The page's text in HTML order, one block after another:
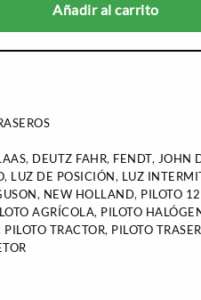
Añadir al carrito
, DEUTZ FAHR, FENDT, JOHN
, LUZ DE POSICIÓN, LUZ
, NEW HOLLAND, PILOTO
AGRÍCOLA, PILOTO
PILOTO TRACTOR, PILOTO